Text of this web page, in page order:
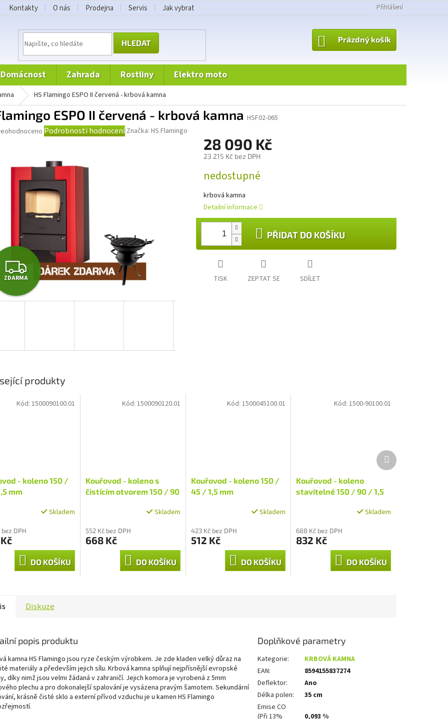
Kontakty O nás Prodejna Servis Jak vybrat Přihlášení
HLEDAT
NÁKUPNÍ
KOŠÍK
Prázdný košík
domácnost zahrada rostliny elektro moto
HS Flamingo ESPO II červená - krbová kamna
ESPO II červená - krbová kamna HSF02-065
hvězdiček.
Podrobnosti hodnocení Značka: HS Flamingo
Z
D
M
ZDARMA
28 090 Kč
23 215 Kč bez DPH
cena:
nedostupné
PŘIDAT DO KOŠÍKU
krbová kamna
Detailní informace
TISK ZEPTAT SE SDÍLET
produkty
- koleno 150 /
mm
Skladem
DPH
DO KOŠÍKU
Kód: 1500090100.01
Kouřovod - koleno s
čistícím otvorem 150 / 90
Skladem
552 Kč bez DPH
668 Kč
DO KOŠÍKU
Kód: 1500090120.01
Kouřovod - koleno 150 /
45 / 1,5 mm
Skladem
423 Kč bez DPH
512 Kč
DO KOŠÍKU
Kód:1500045100.01
Kouřovod - koleno
stavitelné 150 / 90 / 1,5
Skladem
688 Kč bez DPH
832 Kč
DO KOŠÍKU
Kód: 1500-90100.01
Další
produkt
Diskuze
popis produktu
kamna HS Flamingo jsou ryze českým výrobkem. Je zde kladen velký důraz na
materiály a především jejich sílu. Krbová kamna splňují nejpřísnější evropské
díky nimž jsou velmi žádaná v zahraničí. Jejich komora je vyrobená z 5mm
plechu a pro dokonalejší spalování je vysázena pravým šamotem. Sekundární
krásně čisté sklo a externí přívod vzduchu je u kamen HS Flamingo
Doplňkové parametry
Kategorie:
KRBOVÁ KAMNA
EAN:
8594155837274
Deflektor:
Ano
Délka polen:
35 cm
Emise CO
(Při 13%
0,093 %